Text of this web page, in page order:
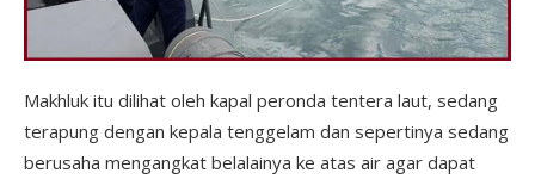
Makhluk itu dilihat oleh kapal peronda tentera laut, sedang
terapung dengan kepala tenggelam dan sepertinya sedang
berusaha mengangkat belalainya ke atas air agar dapat